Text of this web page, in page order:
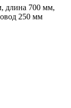
длина 700 мм,
250 мм